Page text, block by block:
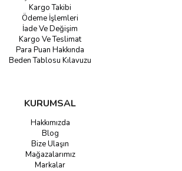
Kargo Takibi
Ödeme İşlemleri
İade Ve Değişim
Kargo Ve Teslimat
Para Puan Hakkında
Beden Tablosu Kılavuzu
KURUMSAL
Hakkımızda
Blog
Bize Ulaşın
Mağazalarımız
Markalar